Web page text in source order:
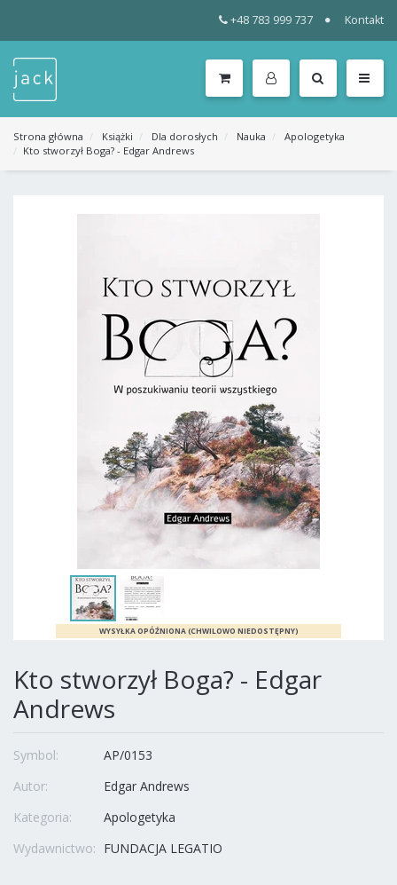
+48 783 999 737 Kontakt
KATEGORIE
MENU
Strona główna Książki Dla dorosłych Nauka
Apologetyka
Kto stworzył Boga? - Edgar Andrews
Kto stworzył Boga? - Edgar
Andrews
Symbol:
AP/0153
Autor:
Edgar Andrews
Kategoria:
Apologetyka
Wydawnictwo: FUNDACJA LEGATIO